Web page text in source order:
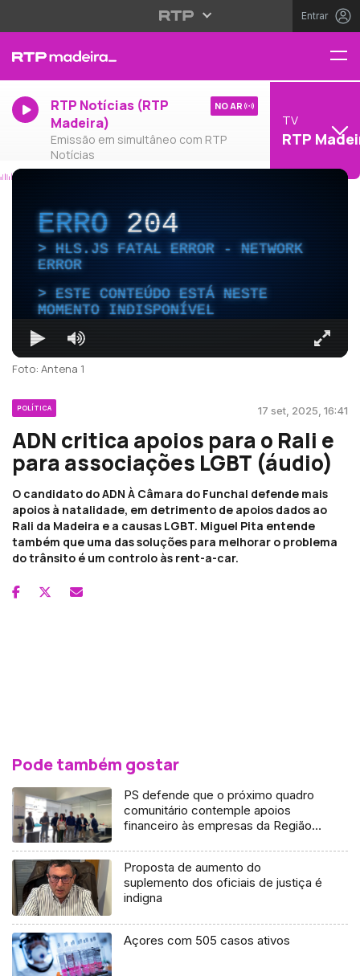
Entrar
RTP Notícias (RTP
Madeira)
Emissão em simultâneo com RTP
Notícias
NO AR
TV
RTP
ERRO204
HLS.JS FATAL ERROR - NETWORK
ERROR
ESTE CONTEÚDO ESTÁ NESTE
MOMENTO INDISPONÍVEL
Foto: Antena 1
POLÍTICA 17 set, 2025, 16:41
ADN critica apoios para o Rali e
para associações LGBT (áudio)
O candidato do ADN À Câmara do Funchal defende mais
apoios à natalidade, em detrimento de apoios dados ao
Rali da Madeira e a causas LGBT. Miguel Pita entende
também que uma das soluções para melhorar o problema
do trânsito é um controlo às rent-a-car.
Pode também gostar
PS defende que o próximo quadro
comunitário contemple apoios
financeiro às empresas da Região
Proposta de aumento do
suplemento dos oficiais de justiça é
indigna
Açores com 505 casos ativos